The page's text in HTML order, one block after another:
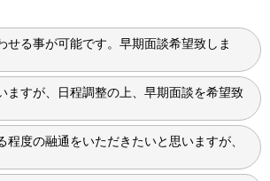
せる事が可能です。早期面談希望致しま
ますが、日程調整の上、早期面談を希望致
程度の融通をいただきたいと思いますが、